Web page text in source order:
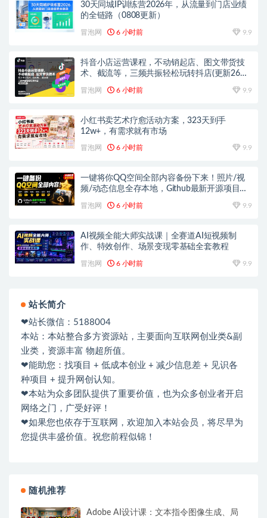
30天同城IP训练营2026年，从流量到门店业绩
的全链路（0808更新）
冒泡网 6 小时前 9.9
抖音小店运营课程，不动销起店、图文带货技
术、截流等，三频共振轻松玩转抖店(更新26年
冒泡网 6 小时前 9.9
小红书卖艺术疗愈活动方案，323天到手
12w+，有需求就有市场
冒泡网 6 小时前 9.9
一键将你QQ空间全部内容备份下来！照片/视
频/动态信息全存本地，Github最新开源项目
冒泡网 6 小时前 9.9
AI视频全能大师实战课｜全赛道AI短视频制
作、特效创作、场景变现零基础全套教程
冒泡网 6 小时前 9.9
站长简介
❤站长微信：5188004
本站：本站整合多方资源站，主要面向互联网创业类&副
业类，资源丰富 物超所值。
❤能助您：找项目 + 低成本创业 + 减少信息差 + 见识各
种项目 + 提升网创认知。
❤本站为众多团队提供了重要价值，也为众多创业者开启
网络之门，广受好评！
❤如果您也依存于互联网，欢迎加入本站会员，将尽早为
您提供丰盛价值。祝您前程似锦！
随机推荐
Adobe AI设计课：文本指令图像生成、局